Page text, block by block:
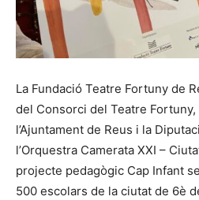
La Fundació Teatre Fortuny de
del Consorci del Teatre
l’Ajuntament de Reus i la
l’Orquestra Camerata XXI –
projecte pedagògic Cap Infant
500 escolars de la ciutat de 6è